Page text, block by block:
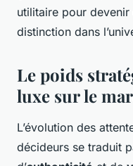
utilitaire pour
distinction dans
Le poids
luxe sur le
L’évolution des
décideurs se traduit